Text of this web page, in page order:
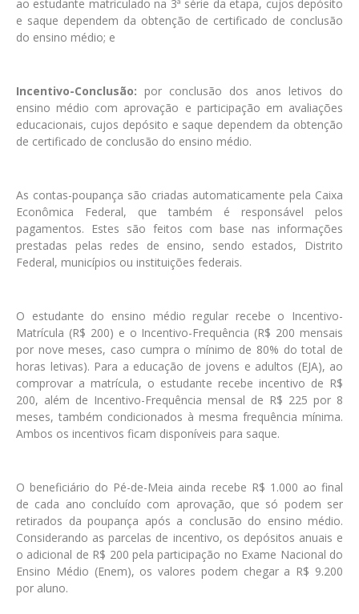
ao estudante matriculado na 3ª série da etapa, cujos depósito
e saque dependem da obtenção de certificado de conclusão
do ensino médio; e
Incentivo-Conclusão: por conclusão dos anos letivos do
ensino médio com aprovação e participação em avaliações
educacionais, cujos depósito e saque dependem da obtenção
de certificado de conclusão do ensino médio.
As contas-poupança são criadas automaticamente pela Caixa
Econômica Federal, que também é responsável pelos
pagamentos. Estes são feitos com base nas informações
prestadas pelas redes de ensino, sendo estados, Distrito
Federal, municípios ou instituições federais.
O estudante do ensino médio regular recebe o Incentivo-
Matrícula (R$ 200) e o Incentivo-Frequência (R$ 200 mensais
por nove meses, caso cumpra o mínimo de 80% do total de
horas letivas). Para a educação de jovens e adultos (EJA), ao
comprovar a matrícula, o estudante recebe incentivo de R$
200, além de Incentivo-Frequência mensal de R$ 225 por 8
meses, também condicionados à mesma frequência mínima.
Ambos os incentivos ficam disponíveis para saque.
O beneficiário do Pé-de-Meia ainda recebe R$ 1.000 ao final
de cada ano concluído com aprovação, que só podem ser
retirados da poupança após a conclusão do ensino médio.
Considerando as parcelas de incentivo, os depósitos anuais e
o adicional de R$ 200 pela participação no Exame Nacional do
Ensino Médio (Enem), os valores podem chegar a R$ 9.200
por aluno.